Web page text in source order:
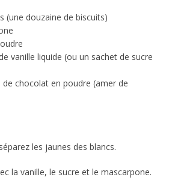
(une douzaine de biscuits)
vanille liquide (ou un sachet de sucre
de chocolat en poudre (amer de
les jaunes des blancs.
la vanille, le sucre et le mascarpone.